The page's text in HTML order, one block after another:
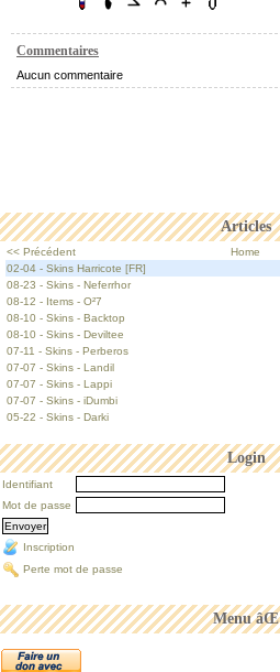
Menu âŒ
Articles
<< Précédent Home
02-04 - Skins Harricote [FR]
08-23 - Skins - Neferrhor
08-12 - Items - O²7
08-10 - Skins - Backtop
08-10 - Skins - Deviltee
07-11 - Skins - Perberos
07-07 - Skins - Landil
07-07 - Skins - Lappi
07-07 - Skins - iDumbi
05-22 - Skins - Darki
Login
Identifiant
Mot de passe
Inscription
Perte mot de passe
Commentaires
Aucun commentaire